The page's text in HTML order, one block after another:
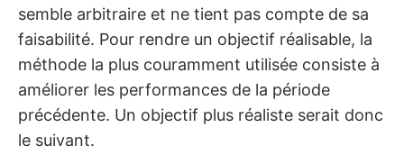
semble arbitraire et ne tient pas compte de sa
faisabilité. Pour rendre un objectif réalisable, la
méthode la plus couramment utilisée consiste à
améliorer les performances de la période
précédente. Un objectif plus réaliste serait donc
le suivant.